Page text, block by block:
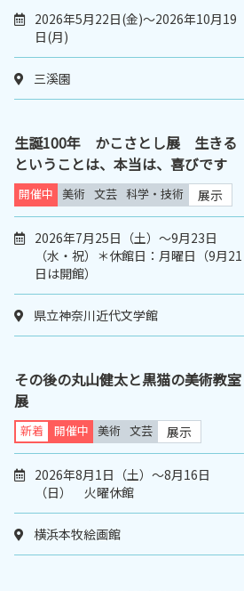
2026年5月22日(金)～2026年10月19
日(月)
三溪園
生誕100年 かこさとし展 生きる
ということは、本当は、喜びです
開催中 美術 文芸 科学・技術 展示
2026年7月25日（土）～9月23日
（水・祝）＊休館日：月曜日（9月21
日は開館）
県立神奈川近代文学館
その後の丸山健太と黒猫の美術教室
展
新着 開催中 美術 文芸 展示
2026年8月1日（土）～8月16日
（日） 火曜休館
横浜本牧絵画館